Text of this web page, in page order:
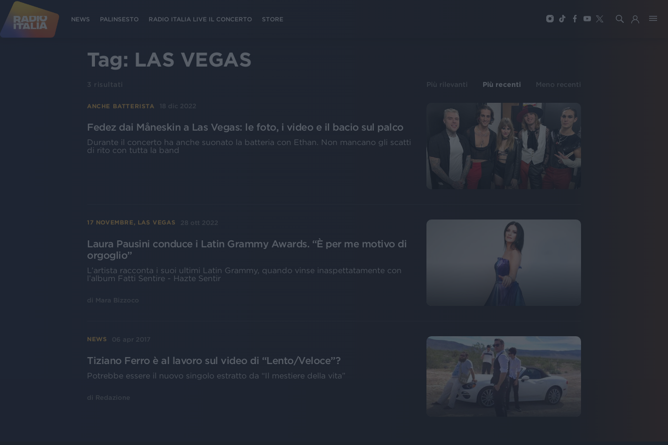
NEWS PALINSESTO RADIO ITALIA LIVE IL CONCERTO STORE
Tag: LAS VEGAS
3 risultati Più rilevanti Più recenti Meno recenti
ANCHE BATTERISTA 18 dic 2022
Fedez dai Måneskin a Las Vegas: le foto, i video e il bacio sul palco
Durante il concerto ha anche suonato la batteria con Ethan. Non mancano gli scatti
di rito con tutta la band
17 NOVEMBRE, LAS VEGAS 28 ott 2022
Laura Pausini conduce i Latin Grammy Awards. “È per me motivo di
orgoglio”
L’artista racconta i suoi ultimi Latin Grammy, quando vinse inaspettatamente con
l’album Fatti Sentire - Hazte Sentir
di Mara Bizzoco
NEWS 06 apr 2017
Tiziano Ferro è al lavoro sul video di “Lento/Veloce”?
Potrebbe essere il nuovo singolo estratto da “Il mestiere della vita”
di Redazione